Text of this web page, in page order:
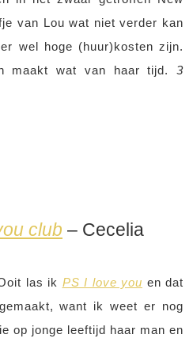
van Lou wat niet verder kan
wel hoge (huur)kosten zijn.
maakt wat van haar tijd. 3
club – Cecelia
las ik PS I love you en dat
want ik weet er nog
op jonge leeftijd haar man en